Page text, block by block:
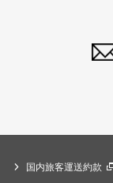
国内旅客運送約款